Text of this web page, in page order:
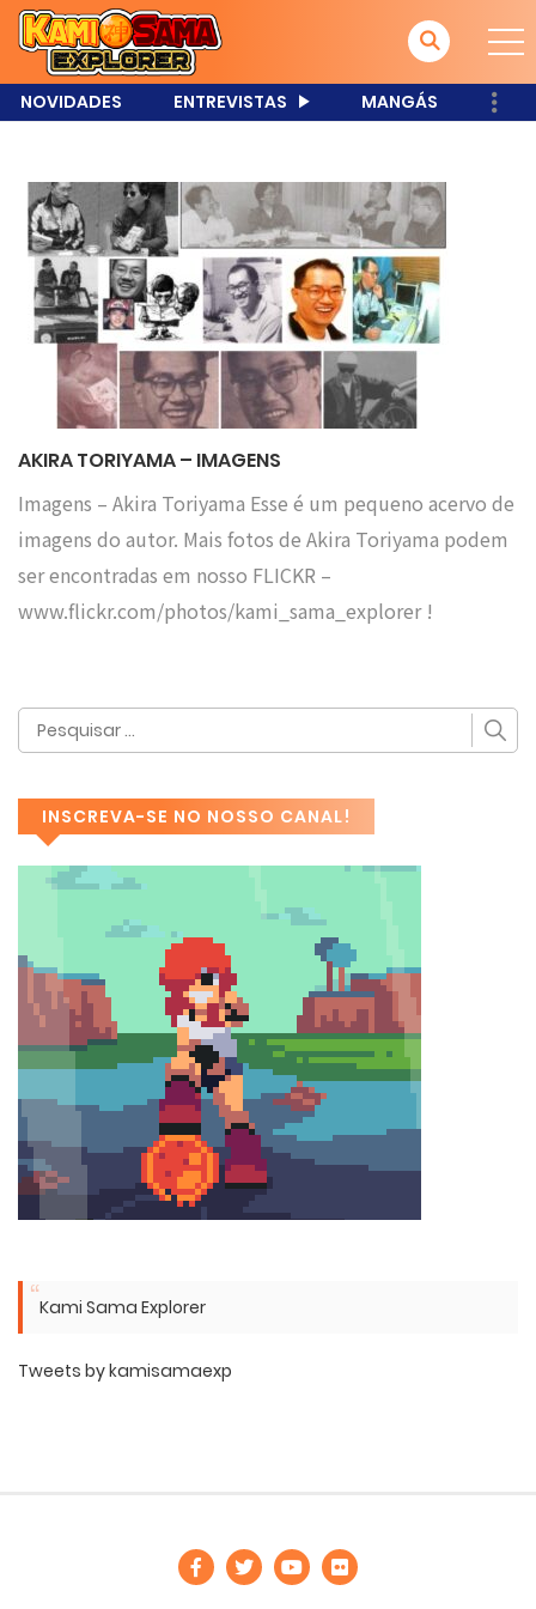
NOVIDADES ENTREVISTAS MANGÁS
AKIRA TORIYAMA – IMAGENS
Imagens – Akira Toriyama Esse é um pequeno acervo de
imagens do autor. Mais fotos de Akira Toriyama podem
ser encontradas em nosso FLICKR –
www.flickr.com/photos/kami_sama_explorer !
INSCREVA-SE NO NOSSO CANAL!
Kami Sama Explorer
Tweets by kamisamaexp